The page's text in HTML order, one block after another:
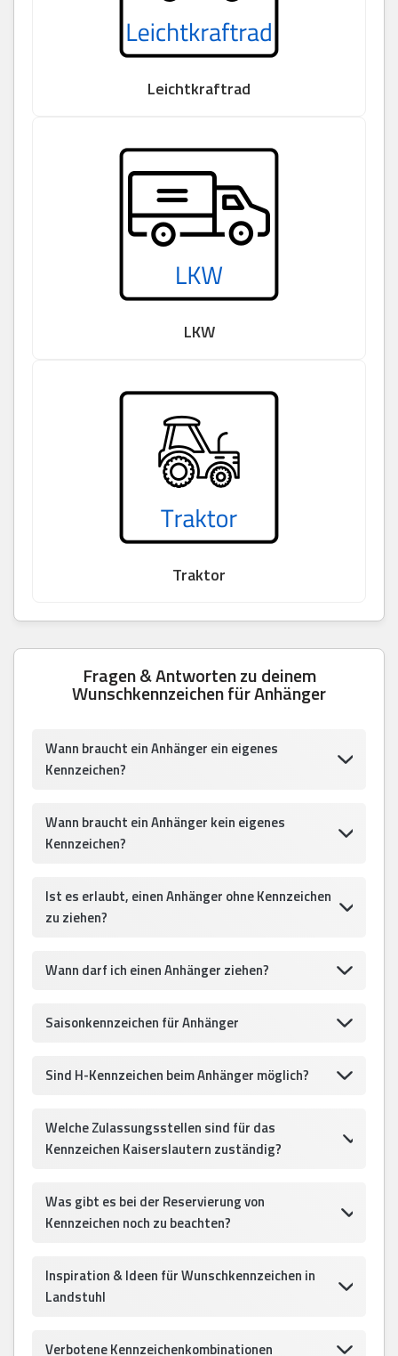
Leichtkraftrad
LKW
Traktor
Fragen & Antworten zu deinem
Wunschkennzeichen für Anhänger
Wann braucht ein Anhänger ein eigenes
Kennzeichen?
Wann braucht ein Anhänger kein eigenes
Kennzeichen?
Ist es erlaubt, einen Anhänger ohne Kennzeichen
zu ziehen?
Wann darf ich einen Anhänger ziehen?
Saisonkennzeichen für Anhänger
Sind H-Kennzeichen beim Anhänger möglich?
Welche Zulassungsstellen sind für das
Kennzeichen Kaiserslautern zuständig?
Was gibt es bei der Reservierung von
Kennzeichen noch zu beachten?
Inspiration & Ideen für Wunschkennzeichen in
Landstuhl
Verbotene Kennzeichenkombinationen